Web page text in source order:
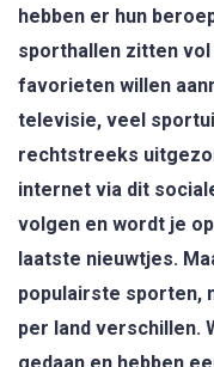
hebben er hun
sporthallen zitten
favorieten willen
televisie, veel
rechtstreeks
internet via dit
volgen en wordt je
laatste nieuwtjes.
populairste sporten,
per land verschillen.